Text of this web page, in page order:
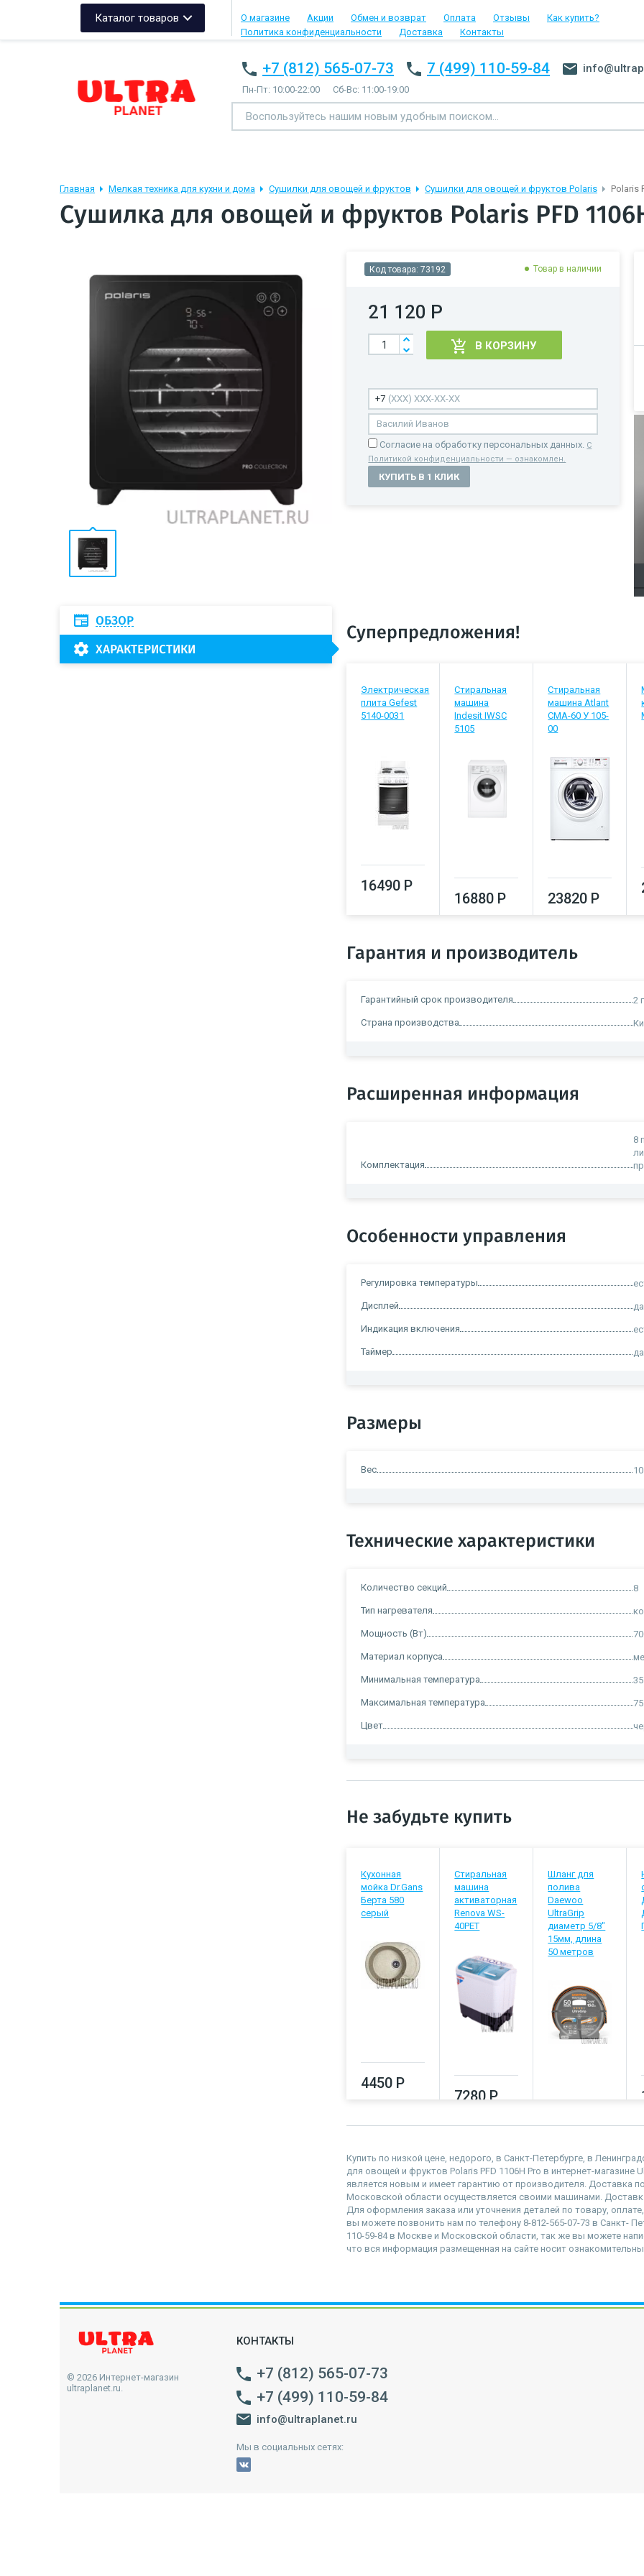
Каталог товаров О магазине Акции Обмен и возврат Оплата Отзывы
Как купить?
Политика конфиденциальности
Доставка Контакты
+7 (812) 565-07-73 7 (499) 110-59-84
Пн-Пт: 10:00-22:00 Сб-Вс: 11:00-19:00
Главная Мелкая техника для кухни и дома Сушилки для овощей и фруктов Сушилки для овощей и фруктов Polaris Polaris
Сушилка для овощей и фруктов Polaris PFD
ОБЗОР
ХАРАКТЕРИСТИКИ
Код товара: 73192 Товар в наличии
21 120 Р
В КОРЗИНУ
Cогласие на обработку персональных данных. С
Политикой конфиденциальности — ознакомлен.
КУПИТЬ В 1 КЛИК
Суперпредложения!
Электрическая
плита Gefest
5140-0031
16490 Р
Стиральная
машина
Indesit IWSC
5105
16880 Р
Стиральная
машина Atlant
СМА-60 У 105-
00
23820 Р
Гарантия и производитель
Гарантийный срок производителя 2
Страна производства
Расширенная информация
Комплектация
8
Особенности управления
Регулировка температуры
Дисплей да
Индикация включения
Таймер да
Размеры
Вес
Технические характеристики
Количество секций 8
Тип нагревателя
Мощность (Вт)
Материал корпуса
Минимальная температура 35
Максимальная температура 75
Цвет
Не забудьте купить
Кухонная
мойка Dr.Gans
Берта 580
серый
4450 Р
Стиральная
машина
активаторная
Renova WS-
40PET
7280 Р
Шланг для
полива
Daewoo
UltraGrip
диаметр 5/8"
15мм, длина
50 метров
7420 Р
Купить по низкой цене, недорого, в Санкт-Петербурге, в
для овощей и фруктов Polaris PFD 1106H Pro в интернет-магазине
является новым и имеет гарантию от производителя. Доставка
Московской области осуществляется своими машинами.
Для оформления заказа или уточнения деталей по товару,
вы можете позвонить нам по телефону 8-812-565-07-73 в Санкт-
110-59-84 в Москве и Московской области, так же вы можете
что вся информация размещенная на сайте носит
© 2026 Интернет-магазин
ultraplanet.ru.
КОНТАКТЫ
+7 (812) 565-07-73
+7 (499) 110-59-84
info@ultraplanet.ru
Мы в социальных сетях: